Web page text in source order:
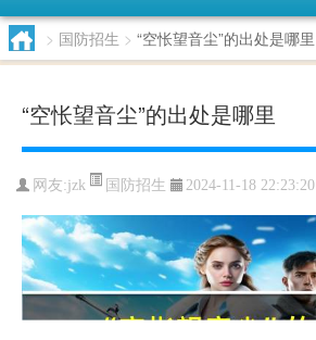
> 国防招生 > “空怅望音尘”的出处是哪里
“空怅望音尘”的出处是哪里
网友:jzk 国防招生 2024-11-18 22:23:20